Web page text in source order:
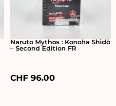
Naruto Mythos : Konoha Shidō
– Second Edition FR
CHF96.00